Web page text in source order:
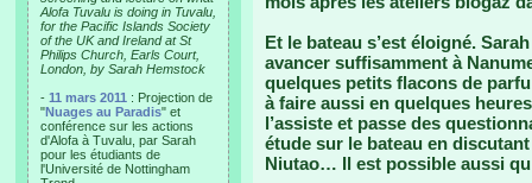
Alofa Tuvalu is doing in Tuvalu,
for the Pacific Islands Society
of the UK and Ireland at St
Philips Church, Earls Court,
London, by Sarah Hemstock
- 11 mars 2011 : Projection de
"Nuages au Paradis" et
conférence sur les actions
d'Alofa à Tuvalu, par Sarah
pour les étudiants de
l'Université de Nottingham
Et le bateau s’est éloigné.
avancer suffisamment à
quelques petits flacons de
à faire aussi en quelques
l’assiste et passe des
étude sur le bateau en
Niutao… Il est possible aussi